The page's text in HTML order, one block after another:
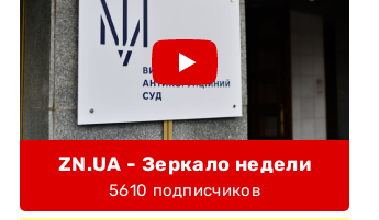
ZN.UA - Зеркало недели
5610 подписчиков